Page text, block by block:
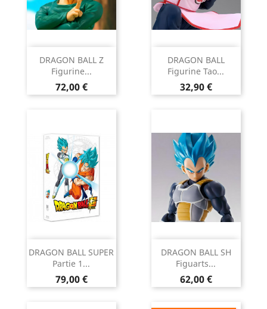
DRAGON BALL Z
Figurine...
Prix
72,00 €
DRAGON BALL
Figurine Tao...
Prix
32,90 €
DRAGON BALL SUPER
Partie 1...
Prix
79,00 €
DRAGON BALL SH
Figuarts...
Prix
62,00 €